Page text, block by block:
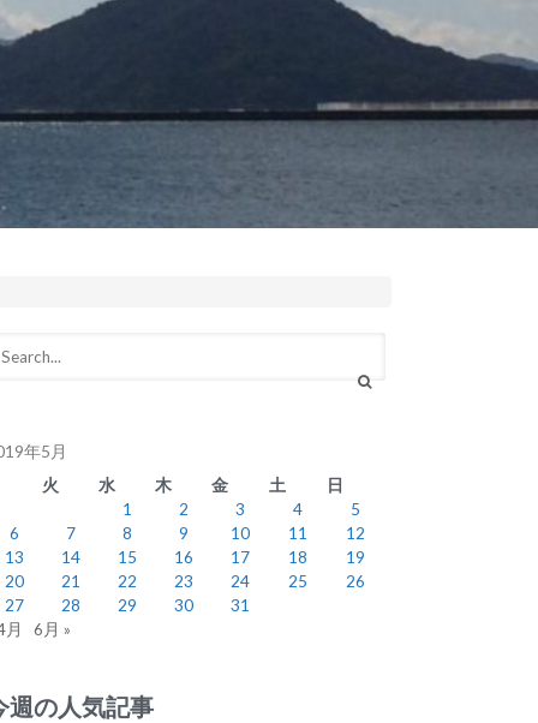
年5月
火 水 木 金 土
日
1
2 3 4
5
6
7 8 9 10 11
12
13
14 15 16 17 18
19
20
21 22 23 24 25
26
27
28 29 30
31
月
6月 »
週の人気記事